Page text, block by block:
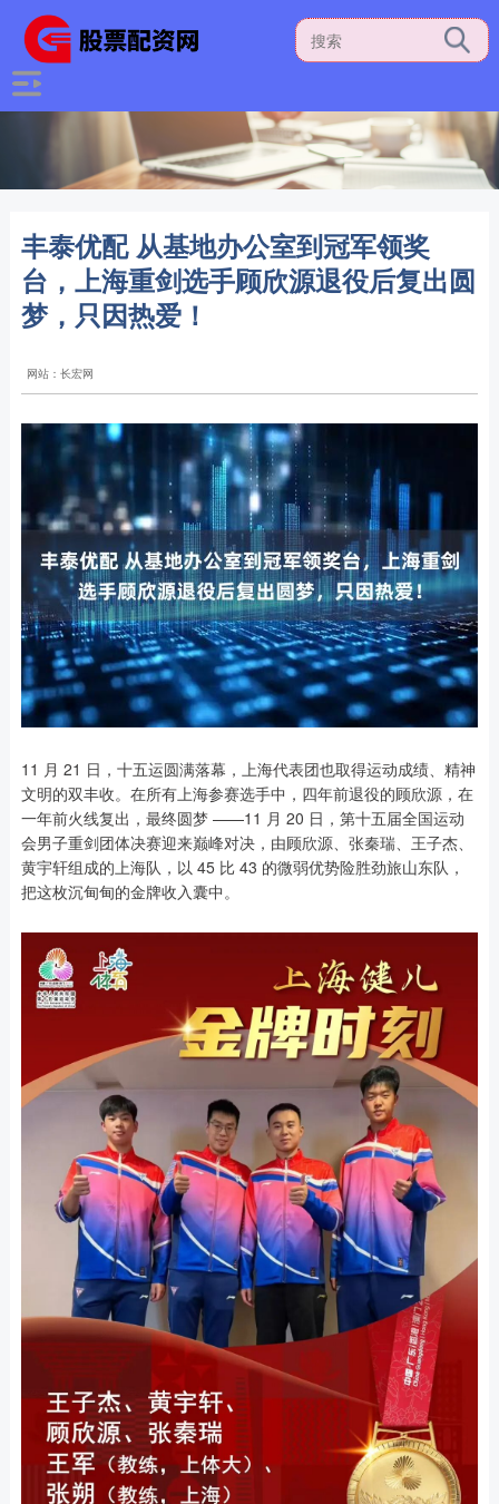
丰泰优配 从基地办公室到冠军领奖
台，上海重剑选手顾欣源退役后复出圆
梦，只因热爱！
网站：长宏网
11 月 21 日，十五运圆满落幕，上海代表团也取得运动成绩、精神
文明的双丰收。在所有上海参赛选手中，四年前退役的顾欣源，在
一年前火线复出，最终圆梦 ——11 月 20 日，第十五届全国运动
会男子重剑团体决赛迎来巅峰对决，由顾欣源、张秦瑞、王子杰、
黄宇轩组成的上海队，以 45 比 43 的微弱优势险胜劲旅山东队，
把这枚沉甸甸的金牌收入囊中。